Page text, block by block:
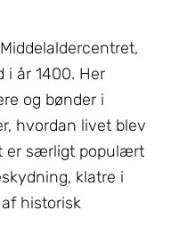
år 1400. Her
og bønder i
hvordan livet blev
er særligt populært
klatre i
historisk